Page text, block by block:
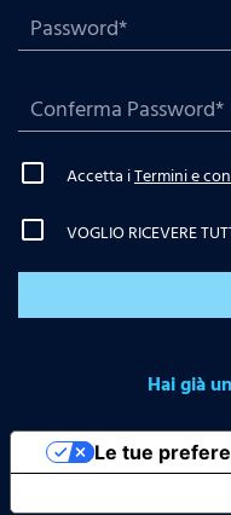
Accetta iTermini e
VOGLIO RICEVERE
Hai già
Le tue